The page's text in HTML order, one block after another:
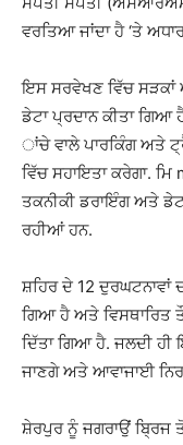
ਵਰਤਿਆ ਜਾਂਦਾ ਹੈ ‘ਤੇ
ਇਸ ਸਰਵੇਖਣ ਵਿੱਚ ਸੜਕਾਂ
ਡੇਟਾ ਪ੍ਰਦਾਨ ਕੀਤਾ ਗਿਆ
ਾਂਚੇ ਵਾਲੇ ਪਾਰਕਿੰਗ ਅਤੇ
ਵਿੱਚ ਸਹਾਇਤਾ ਕਰੇਗਾ.
ਤਕਨੀਕੀ ਡਰਾਇੰਗ ਅਤੇ
ਰਹੀਆਂ ਹਨ.
ਸ਼ਹਿਰ ਦੇ 12
ਗਿਆ ਹੈ ਅਤੇ ਵਿਸਥਾਰਿਤ
ਦਿੱਤਾ ਗਿਆ ਹੈ. ਜਲਦੀ
ਜਾਣਗੇ ਅਤੇ ਆਵਾਜਾਈ
ਸ਼ੇਰਪੁਰ ਨੂੰ ਜਗਰਾਉਂ ਬ੍ਰਿਜ